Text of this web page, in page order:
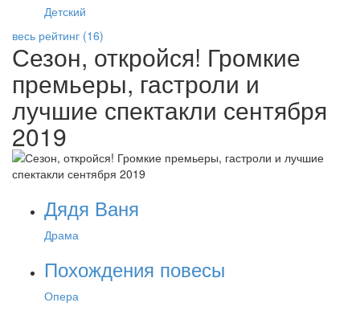
Детский
весь рейтинг (16)
Сезон, откройся! Громкие
премьеры, гастроли и
лучшие спектакли сентября
2019
Дядя Ваня
Драма
Похождения повесы
Опера